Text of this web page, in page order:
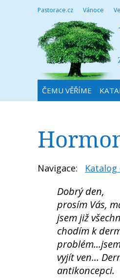
Pastorace.cz Vánoce
ČEMU VĚŘÍME
Navigace:
Dobrý den,
prosím Vás,
jsem již
chodím k
vyjít ven...
antikoncepci.